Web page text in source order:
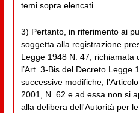
temi sopra elencati.
3) Pertanto, in riferimento ai
soggetta alla registrazione
Legge 1948 N. 47, richiamata
l’Art. 3-Bis del Decreto Legge
successive modifiche,
2001, N. 62 e ad essa non si
alla delibera dell'Autorità per